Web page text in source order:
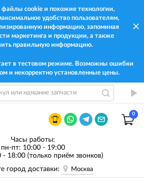
файлы cookie и похожие технологии,
удобство пользователям,
информацию, запоминая
маркетинга и продукции, а также
правильную информацию.
в тестовом режиме. Возможны ошибки
и некорректно установленные цены.
0
Часы работы:
пн-пт: 10:00 - 19:00
- 18:00 (только приём звонков)
город доставки:
Москва